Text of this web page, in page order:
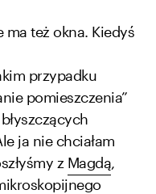
ma też okna. Kiedyś
przypadku
pomieszczenia”
ja nie chciałam
z Magdą,